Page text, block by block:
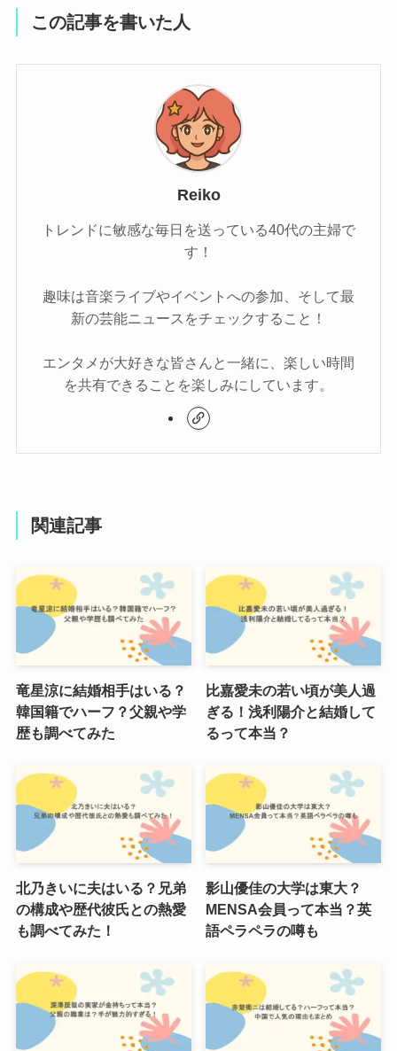
この記事を書いた人
Reiko
トレンドに敏感な毎日を送っている40代の主婦で
す！
趣味は音楽ライブやイベントへの参加、そして最
新の芸能ニュースをチェックすること！
エンタメが大好きな皆さんと一緒に、楽しい時間
を共有できることを楽しみにしています。
関連記事
竜星涼に結婚相手はいる？
韓国籍でハーフ？父親や学
歴も調べてみた
比嘉愛未の若い頃が美人過
ぎる！浅利陽介と結婚して
るって本当？
北乃きいに夫はいる？兄弟
の構成や歴代彼氏との熱愛
も調べてみた！
影山優佳の大学は東大？
MENSA会員って本当？英
語ペラペラの噂も